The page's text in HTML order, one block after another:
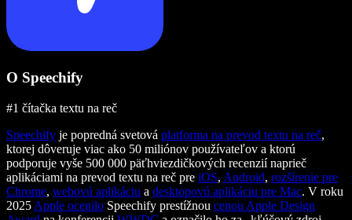
O Speechify
#1 čítačka textu na reč
Speechify je popredná svetová platforma na prevod textu na reč,
ktorej dôveruje viac ako 50 miliónov používateľov a ktorú
podporuje vyše 500 000 päťhviezdičkových recenzií naprieč
aplikáciami na prevod textu na reč pre iOS, Android, rozšírenie pre
Chrome, webovú aplikáciu a desktopovú aplikáciu pre Mac. V roku
2025 Apple ocenilo Speechify prestížnou cenou Apple Design